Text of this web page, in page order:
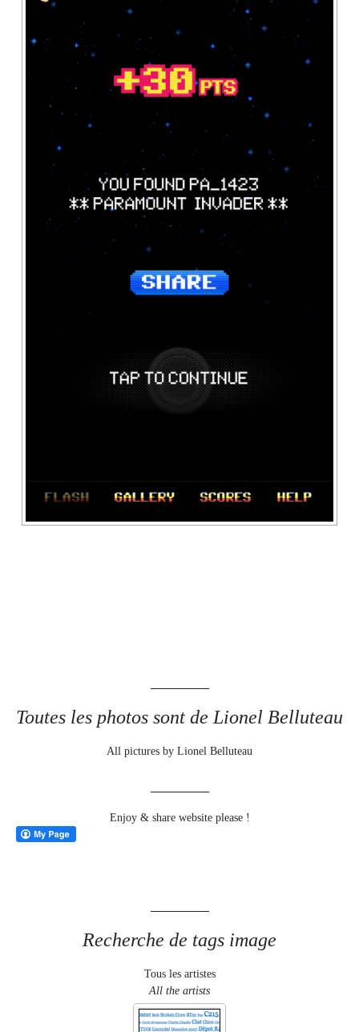
Toutes les photos sont de Lionel Belluteau
All pictures by Lionel Belluteau
Enjoy & share website please !
Recherche de tags image
Tous les artistes
All the artists